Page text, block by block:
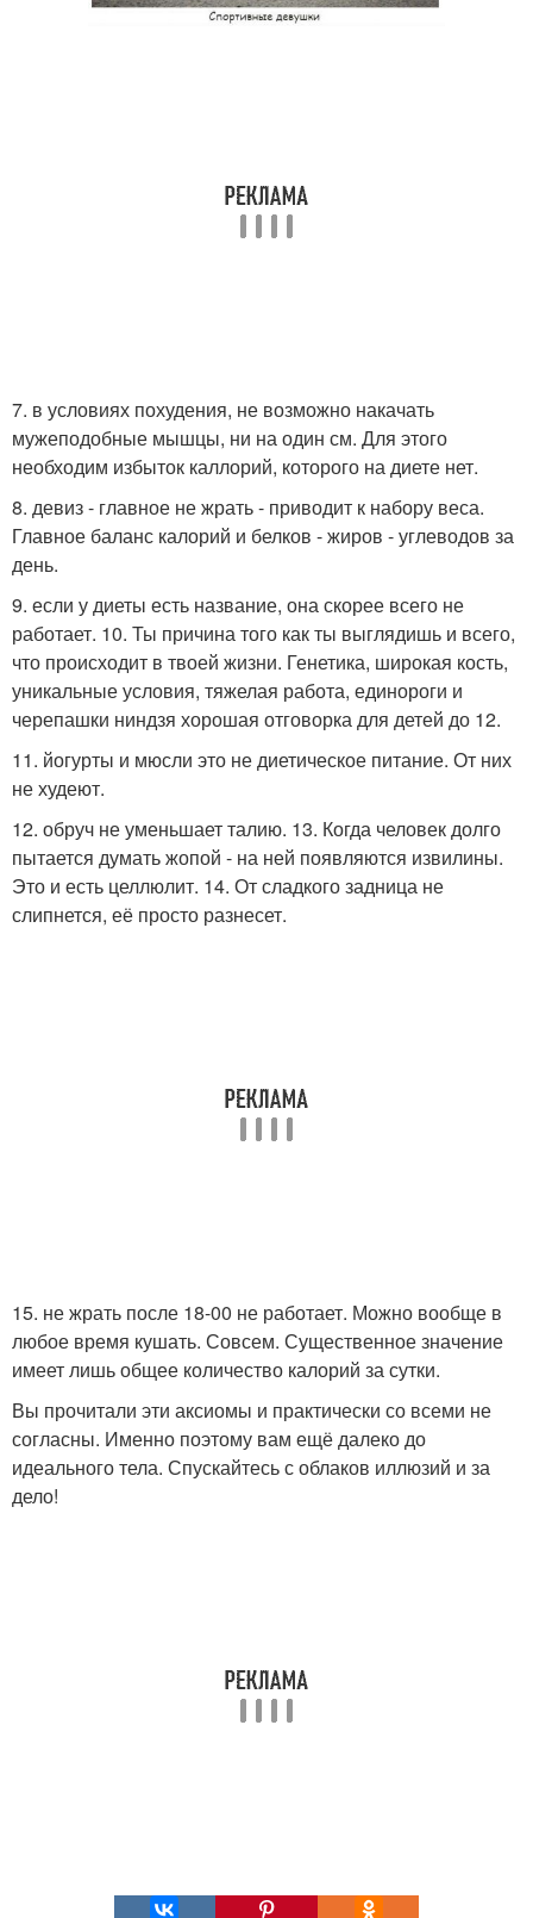
7. в условиях похудения, не возможно накачать
мужеподобные мышцы, ни на один см. Для этого
необходим избыток каллорий, которого на диете нет.
8. девиз - главное не жрать - приводит к набору веса.
Главное баланс калорий и белков - жиров - углеводов за
день.
9. если у диеты есть название, она скорее всего не
работает. 10. Ты причина того как ты выглядишь и всего,
что происходит в твоей жизни. Генетика, широкая кость,
уникальные условия, тяжелая работа, единороги и
черепашки ниндзя хорошая отговорка для детей до 12.
11. йогурты и мюсли это не диетическое питание. От них
не худеют.
12. обруч не уменьшает талию. 13. Когда человек долго
пытается думать жопой - на ней появляются извилины.
Это и есть целлюлит. 14. От сладкого задница не
слипнется, её просто разнесет.
15. не жрать после 18-00 не работает. Можно вообще в
любое время кушать. Совсем. Существенное значение
имеет лишь общее количество калорий за сутки.
Вы прочитали эти аксиомы и практически со всеми не
согласны. Именно поэтому вам ещё далеко до
идеального тела. Спускайтесь с облаков иллюзий и за
дело!